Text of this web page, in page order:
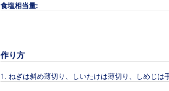
食塩相当量:
作り方
ねぎは斜め薄切り、しいたけは薄切り、しめじは